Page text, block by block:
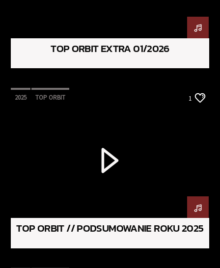
TOP ORBIT EXTRA 01/2026
2025 TOP ORBIT 1
TOP ORBIT // PODSUMOWANIE ROKU 2025